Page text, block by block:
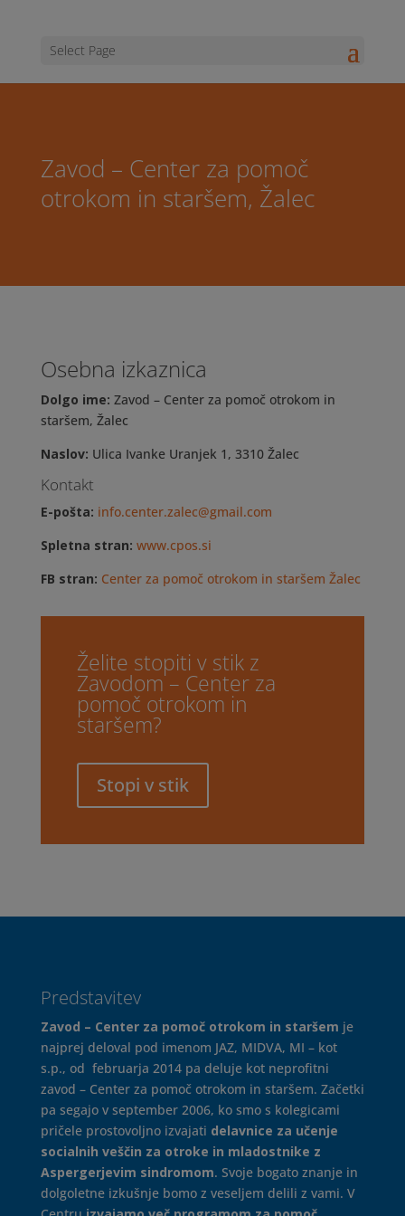
Select Page
Zavod – Center za pomoč
otrokom in staršem, Žalec
Osebna izkaznica
Dolgo ime: Zavod – Center za pomoč otrokom in
staršem, Žalec
Naslov: Ulica Ivanke Uranjek 1, 3310 Žalec
Kontakt
E-pošta: info.center.zalec@gmail.com
Spletna stran: www.cpos.si
FB stran: Center za pomoč otrokom in staršem Žalec
Želite stopiti v stik z
Zavodom – Center za
pomoč otrokom in
staršem?
Stopi v stik
Predstavitev
Zavod – Center za pomoč otrokom in staršem je
najprej deloval pod imenom JAZ, MIDVA, MI – kot
s.p., od februarja 2014 pa deluje kot neprofitni
zavod – Center za pomoč otrokom in staršem. Začetki
pa segajo v september 2006, ko smo s kolegicami
pričele prostovoljno izvajati delavnice za učenje
socialnih veščin za otroke in mladostnike z
Aspergerjevim sindromom. Svoje bogato znanje in
dolgoletne izkušnje bomo z veseljem delili z vami. V